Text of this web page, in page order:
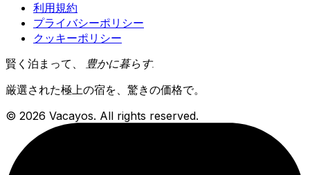
利用規約
プライバシーポリシー
クッキーポリシー
賢く泊まって、 豊かに暮らす.
厳選された極上の宿を、驚きの価格で。
© 2026 Vacayos. All rights reserved.